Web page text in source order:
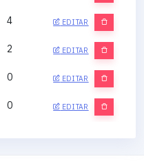
4 EDITAR
2 EDITAR
0 EDITAR
0 EDITAR